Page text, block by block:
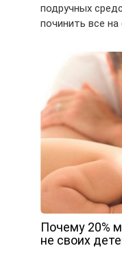
подручных
починить все
Почему 20%
не своих